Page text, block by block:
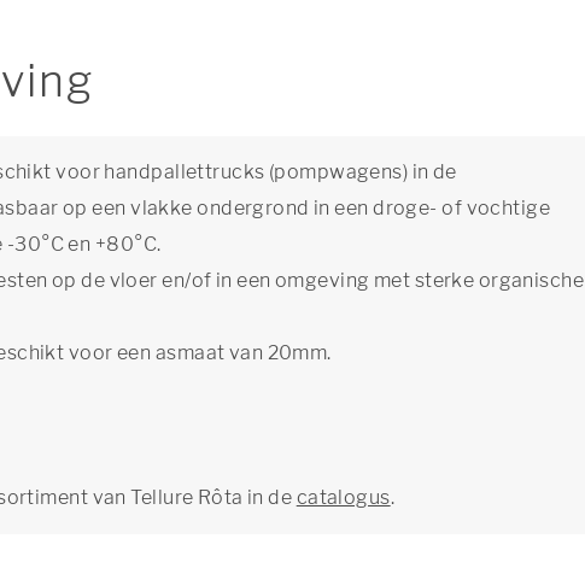
voor handpallettrucks (pompwagens) in de
op een vlakke ondergrond in een droge- of vochtige
30°C en +80°C.
op de vloer en/of in een omgeving met sterke organische
voor een asmaat van 20mm.
van Tellure Rôta in de catalogus.